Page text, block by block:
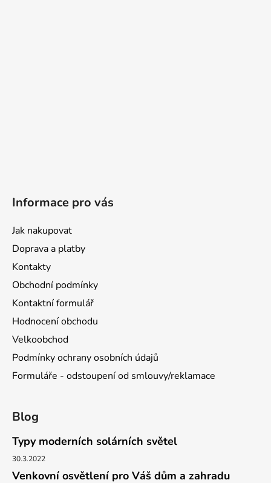
Informace pro vás
Jak nakupovat
Doprava a platby
Kontakty
Obchodní podmínky
Kontaktní formulář
Hodnocení obchodu
Velkoobchod
Podmínky ochrany osobních údajů
Formuláře - odstoupení od smlouvy/reklamace
Blog
Typy moderních solárních světel
30.3.2022
Venkovní osvětlení pro Váš dům a zahradu